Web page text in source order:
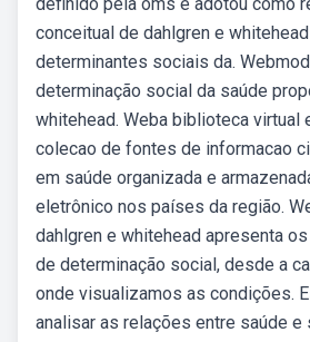
conceitual de dahlgren e
determinantes sociais da.
determinação social da saúde
whitehead. Weba biblioteca virtual
colecao de fontes de informacao
em saúde organizada e
eletrônico nos países da região.
dahlgren e whitehead apresenta
de determinação social, desde a
onde visualizamos as condições.
analisar as relações entre saúde